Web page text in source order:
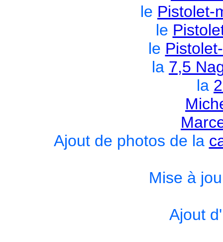
le Pistolet-
le
le
la 7,5
la
Ajout de photos de la
Mise à
Ajout